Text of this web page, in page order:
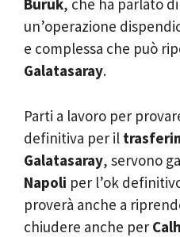
Buruk, che ha parlato
un’operazione
e complessa che può
Galatasaray.
Parti a lavoro per
definitiva per il
Galatasaray, servono
Napoli per l’ok
proverà anche a
chiudere anche per